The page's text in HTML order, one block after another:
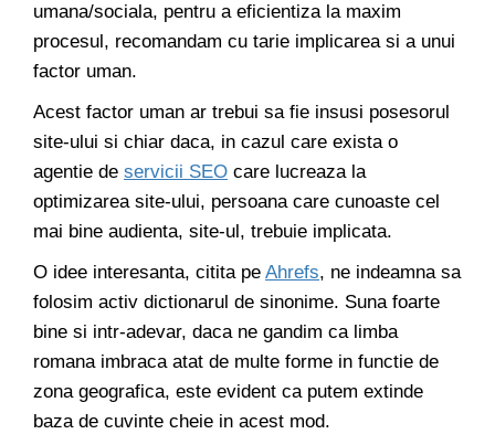
umana/sociala, pentru a eficientiza la maxim
procesul, recomandam cu tarie implicarea si a unui
factor uman.
Acest factor uman ar trebui sa fie insusi posesorul
site-ului si chiar daca, in cazul care exista o
agentie de servicii SEO care lucreaza la
optimizarea site-ului, persoana care cunoaste cel
mai bine audienta, site-ul, trebuie implicata.
O idee interesanta, citita pe Ahrefs, ne indeamna sa
folosim activ dictionarul de sinonime. Suna foarte
bine si intr-adevar, daca ne gandim ca limba
romana imbraca atat de multe forme in functie de
zona geografica, este evident ca putem extinde
baza de cuvinte cheie in acest mod.